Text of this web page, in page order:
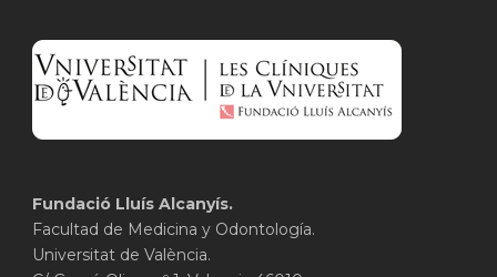
Fundació Lluís Alcanyís.
Facultad de Medicina y Odontología.
Universitat de València.